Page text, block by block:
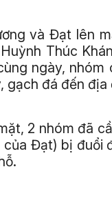
và Đạt lên
Thúc
ngày, nhóm
gạch đá đến
2 nhóm đã
của Đạt) bị đuổi